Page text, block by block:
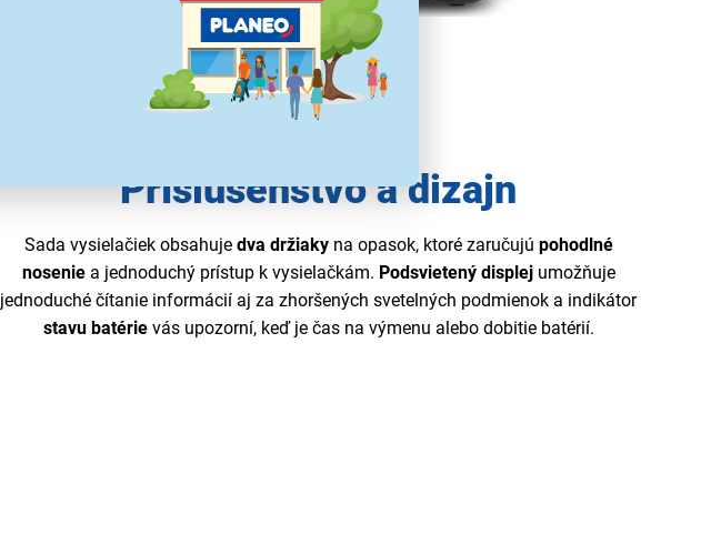
Príslušenstvo a dizajn
Sada vysielačiek obsahuje dva držiaky na opasok, ktoré zaručujú pohodlné
noseniea jednoduchý prístup k vysielačkám. Podsvietený displejumožňuje
jednoduché čítanie informácií aj za zhoršených svetelných podmienok a indikátor
stavu batérievás upozorní, keď je čas na výmenu alebo dobitie batérií.